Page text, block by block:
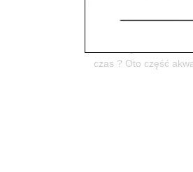
110W ostatnich
małe „kłębuszki” z
czas ? Oto część